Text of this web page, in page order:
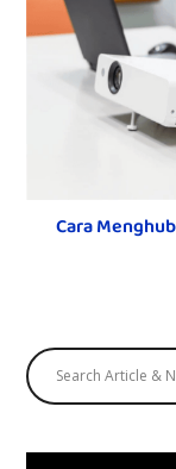
Cara